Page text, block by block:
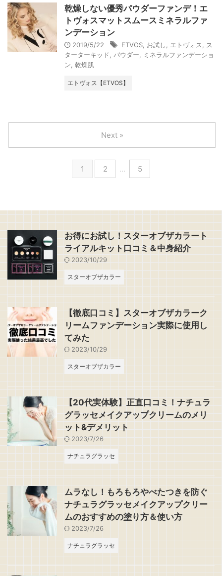
乾燥しない優秀パウダーファンデ！エ
トヴォスマットスムースミネラルファ
ンデーション
2019/5/22 ETVOS お試し エトヴォス
ス
ターターキッド
パウダー
ミネラルファンデーショ
ン 乾燥肌
エトヴォス【ETVOS】
1 2 … 5
Next »
お得にお試し！スターオブザカラート
ライアルキット口コミ＆中身紹介
2023/10/29
スターオブザカラー
【徹底口コミ】スターオブザカラーク
リームファンデーション実際に使用し
てみた
2023/10/29
スターオブザカラー
【20代実体験】正直口コミ！ナチュラ
グラッセメイクアップクリームのメリ
ット&デメリット
2023/7/26
ナチュラグラッセ
ムラなし！もろもろやべたつきを防ぐ
ナチュラグラッセメイクアップクリー
ムのおすすめの塗り方＆使い方
2023/7/26
ナチュラグラッセ